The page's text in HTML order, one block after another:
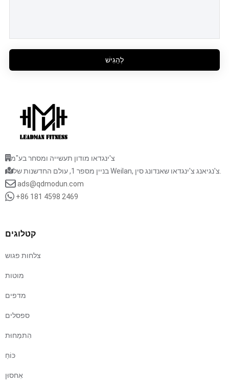
לְהַגִישׁ
צ'ינגדאו מודון תעשייה ומסחר בע"מ
ads@qdmodun.com
+86 181 4598 2469
קטלוגים
צלחות פגוש
מוטות
מדפים
ספסלים
הִתמַחוּת
כּוֹחַ
אִחסוּן